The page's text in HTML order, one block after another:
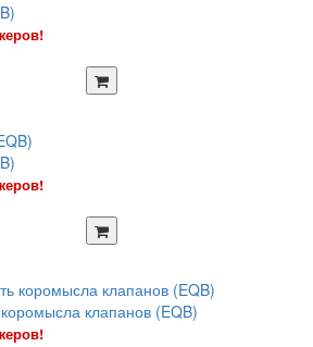
клапанов (EQB)